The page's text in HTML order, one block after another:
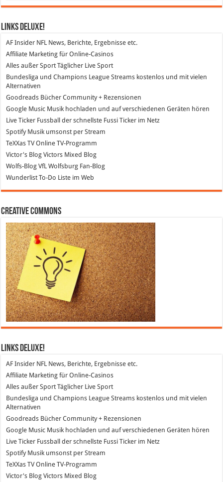
Links DeLuXe!
AF Insider NFL News, Berichte, Ergebnisse etc.
Affiliate Marketing für Online-Casinos
Alles außer Sport Täglicher Live Sport
Bundesliga und Champions League Streams kostenlos und mit vielen
Alternativen
Goodreads Bücher Community + Rezensionen
Google Music Musik hochladen und auf verschiedenen Geräten hören
Live Ticker Fussball
der schnellste Fussi Ticker im Netz
SpotifyMusik umsonst per Stream
TeXXas TVOnline TV-Programm
Victor's Blog Victors Mixed Blog
Wolfs-Blog VfL Wolfsburg Fan-Blog
Wunderlist To-Do Liste im Web
Creative Commons
Links DeLuXe!
AF Insider NFL News, Berichte, Ergebnisse etc.
Affiliate Marketing für Online-Casinos
Alles außer SportTäglicher Live Sport
Bundesliga und Champions League Streams kostenlos und mit vielen
Alternativen
Goodreads Bücher Community + Rezensionen
Google Music Musik hochladen und auf verschiedenen Geräten hören
Live Ticker Fussball
der schnellste Fussi Ticker im Netz
SpotifyMusik umsonst per Stream
TeXXas TVOnline TV-Programm
Victor's Blog Victors Mixed Blog